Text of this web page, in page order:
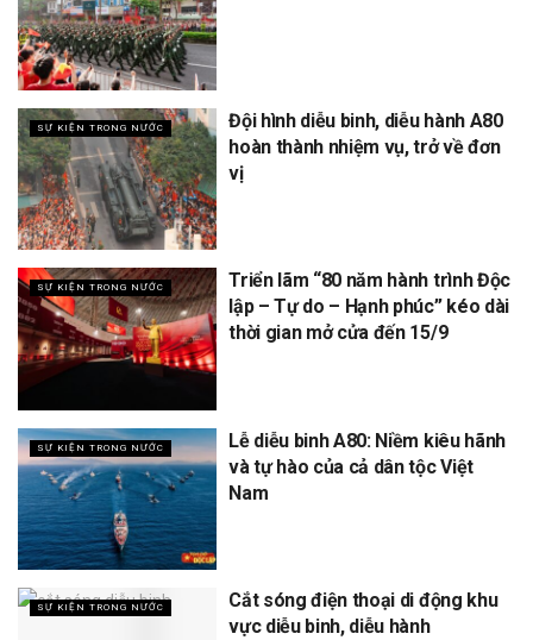
SỰ KIỆN TRONG NƯỚC
Đội hình diễu binh, diễu hành A80
hoàn thành nhiệm vụ, trở về đơn
vị
SỰ KIỆN TRONG NƯỚC
Triển lãm “80 năm hành trình Độc
lập – Tự do – Hạnh phúc” kéo dài
thời gian mở cửa đến 15/9
SỰ KIỆN TRONG NƯỚC
Lễ diễu binh A80: Niềm kiêu hãnh
và tự hào của cả dân tộc Việt
Nam
SỰ KIỆN TRONG NƯỚC
Cắt sóng điện thoại di động khu
vực diễu binh, diễu hành